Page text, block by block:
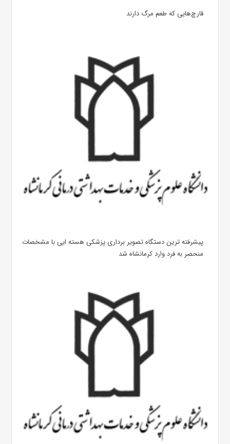
قارچ‌هایی که طعم مرگ دارند
پیشرفته ترین دستگاه تصویر برداری پزشکی هسته ایی با مشخصات
منحصر به فرد وارد کرمانشاه شد